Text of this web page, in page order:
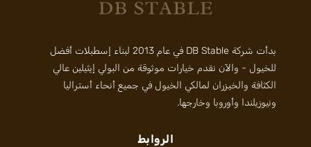
بدأت شركة DB Stable في عام 2013 لبناء إسطبلات أفضل
للخيول - والآن نقدم خيارات موثوقة من البولي إيثيلين عالي
الكثافة والخيزران لمالكي الخيول في جميع أنحاء أستراليا
ونيوزيلندا وأوروبا وخارجها.
الروابط